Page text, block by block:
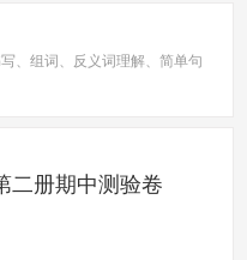
、组词、反义词理解、简单句
二册期中测验卷